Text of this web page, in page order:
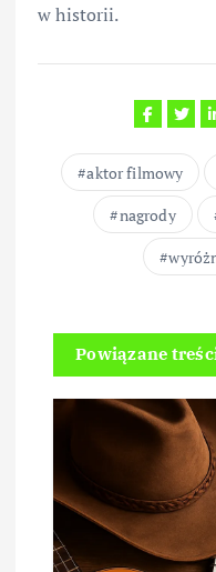
w historii.
aktor filmowy
nagrody
Powiązane